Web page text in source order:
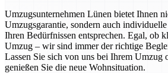
Umzugsunternehmen Lünen bietet Ihnen
Umzugsgarantie, sondern auch
Ihren Bedürfnissen entsprechen. Egal, ob
Umzug – wir sind immer der richtige
Lassen Sie sich von uns bei Ihrem Umzug
genießen Sie die neue Wohnsituation.